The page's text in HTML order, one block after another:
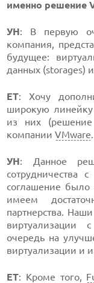
именно решение
УН: В первую
компания,
будущее:
данных (storages)
ЕТ: Хочу
широкую
из них (решение
компанииVMware
УН: Данное
сотрудничества
соглашение
имеем
партнерства.
виртуализации
очередь на
виртуализации и
ЕТ: Кроме того,